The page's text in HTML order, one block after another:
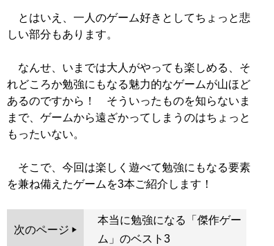
とはいえ、一人のゲーム好きとしてちょっと悲
しい部分もあります。
なんせ、いまでは大人がやっても楽しめる、そ
れどころか勉強にもなる魅力的なゲームが山ほど
あるのですから！ そういったものを知らないま
まで、ゲームから遠ざかってしまうのはちょっと
もったいない。
そこで、今回は楽しく遊べて勉強にもなる要素
を兼ね備えたゲームを3本ご紹介します！
次のページ
本当に勉強になる「傑作ゲー
ム」のベスト3